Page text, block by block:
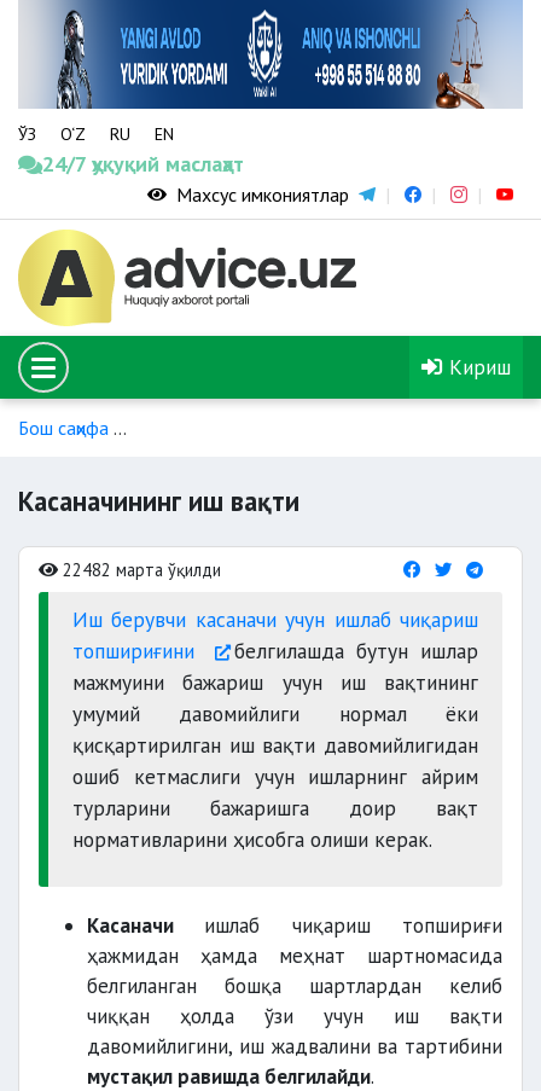
ЎЗ O‘Z RU EN
24/7 ҳуқуқий маслаҳат
Махсус имкониятлар
Кириш
Бош саҳифа
Касаначининг иш вақти
22482 марта ўқилди
Иш берувчи касаначи учун ишлаб чиқариш
топшириғини
белгилашда бутун ишлар
мажмуини бажариш учун иш вақтининг
умумий давомийлиги нормал ёки
қисқартирилган иш вақти давомийлигидан
ошиб кетмаслиги учун ишларнинг айрим
турларини бажаришга доир вақт
нормативларини ҳисобга олиши керак.
Касаначи ишлаб чиқариш топшириғи
ҳажмидан ҳамда меҳнат шартномасида
белгиланган бошқа шартлардан келиб
чиққан ҳолда ўзи учун иш вақти
давомийлигини, иш жадвалини ва тартибини
мустақил равишда белгилайди.